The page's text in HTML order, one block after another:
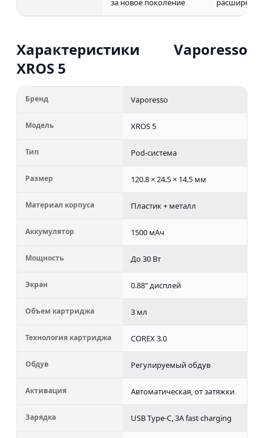
Характеристики Vaporesso
XROS 5
Бренд Vaporesso
Модель XROS 5
Тип Pod-система
Размер 120.8 × 24.5 × 14.5 мм
Материал корпуса Пластик + металл
Аккумулятор 1500 мАч
Мощность До 30 Вт
Экран 0.88" дисплей
Объем картриджа 3 мл
Технология картриджа COREX 3.0
Обдув Регулируемый обдув
Активация Автоматическая, от затяжки
Зарядка USB Type-C, 3A fast charging